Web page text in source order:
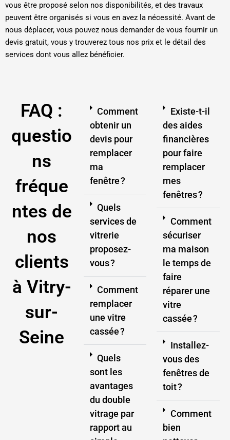
vous être proposé selon nos disponibilités, et des travaux
peuvent être organisés si vous en avez la nécessité. Avant de
nous déplacer, vous pouvez nous demander de vous fournir un
devis gratuit, vous y trouverez tous nos prix et le détail des
services dont vous allez bénéficier.
FAQ :
questio
ns
fréque
ntes de
nos
clients
à Vitry-
sur-
Seine
Comment
obtenir un
devis pour
remplacer
ma
fenêtre ?
Quels
services de
vitrerie
proposez-
vous ?
Comment
remplacer
une vitre
cassée ?
Quels
sont les
avantages
du double
vitrage par
rapport au
Existe-t-il
des aides
financières
pour faire
remplacer
mes
fenêtres ?
Comment
sécuriser
ma maison
le temps de
faire
réparer une
vitre
cassée ?
Installez-
vous des
fenêtres de
toit ?
Comment
bien